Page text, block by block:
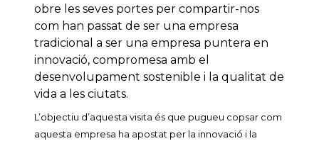
obre les seves portes per compartir-nos
com han passat de ser una empresa
tradicional a ser una empresa puntera en
innovació, compromesa amb el
desenvolupament sostenible i la qualitat de
vida a les ciutats.
L’objectiu d’aquesta visita és que pugueu copsar com
aquesta empresa ha apostat per la innovació i la